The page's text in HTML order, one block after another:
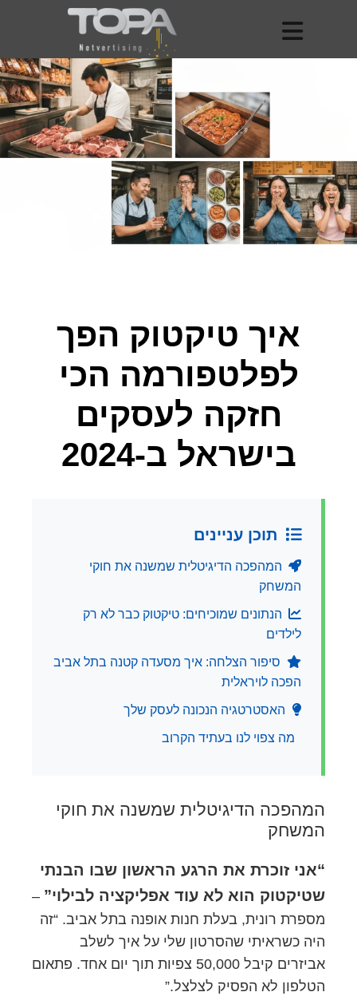
איך טיקטוק הפך
לפלטפורמה הכי
חזקה לעסקים
בישראל ב-2024
תוכן עניינים
המהפכה הדיגיטלית שמשנה את חוקי
המשחק
הנתונים שמוכיחים: טיקטוק כבר לא רק
לילדים
סיפור הצלחה: איך מסעדה קטנה בתל אביב
הפכה לויראלית
האסטרטגיה הנכונה לעסק שלך
מה צפוי לנו בעתיד הקרוב
המהפכה הדיגיטלית שמשנה את חוקי
המשחק
“אני זוכרת את הרגע הראשון שבו הבנתי
שטיקטוק הוא לא עוד אפליקציה לבילוי” –
מספרת רונית, בעלת חנות אופנה בתל אביב. “זה
היה כשראיתי שהסרטון שלי על איך לשלב
אביזרים קיבל 50,000 צפיות תוך יום אחד. פתאום
הטלפון לא הפסיק לצלצל.”